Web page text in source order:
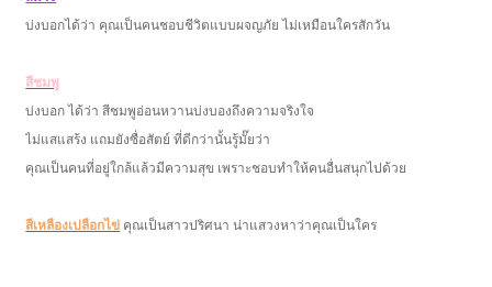
บ่งบอกได้ว่า คุณเป็นคนชอบชีวิตแบบผจญภัย ไม่เหมือนใครสักวัน
สีชมพู
บ่งบอก ได้ว่า สีชมพูอ่อนหวานบ่งบองถึงความจริงใจ
ไม่แสแสร้ง แถมยังซื่อสัตย์ ที่ดีกว่านั้นรู้มั๊ยว่า
คุณเป็นคนที่อยู่ใกล้แล้วมีความสุข เพราะชอบทำให้คนอื่นสนุกไปด้วย
สีเหลืองเปลือกไข่ คุณเป็นสาวปริศนา น่าแสวงหาว่าคุณเป็นใคร